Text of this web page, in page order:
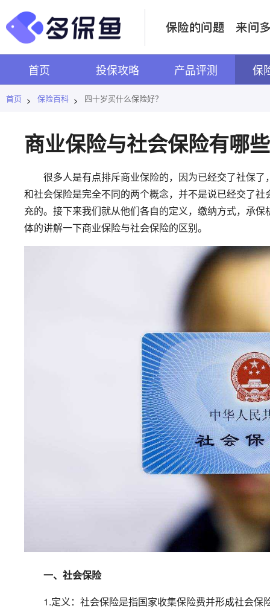
首页 投保攻略 产品评测 保
首页 > 保险百科 > 四十岁买什么保险好？
商业保险与社会保险有哪
很多人是有点排斥商业保险的，因为已经交了社保了
和社会保险是完全不同的两个概念，并不是说已经交了
充的。接下来我们就从他们各自的定义，缴纳方式，承
体的讲解一下商业保险与社会保险的区别。
一、社会保险
1.定义：社会保险是指国家收集保险费并形成社会保